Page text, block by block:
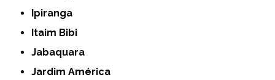
Ipiranga
Itaim Bibi
Jabaquara
Jardim América